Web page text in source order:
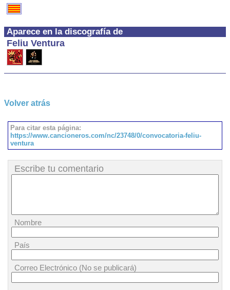
Aparece en la discografía de
Feliu Ventura
Volver atrás
Para citar esta página:
https://www.cancioneros.com/nc/23748/0/convocatoria-feliu-
ventura
Escribe tu comentario
Nombre
País
Correo Electrónico (No se publicará)